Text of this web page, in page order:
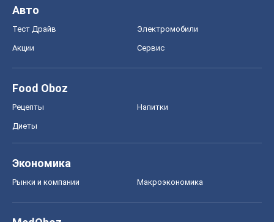
Авто
Тест Драйв Электромобили
Акции Сервис
Food Oboz
Рецепты Напитки
Диеты
Экономика
Рынки и компании Mакроэкономика